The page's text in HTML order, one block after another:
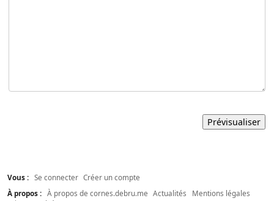
Vous : Se connecter Créer un compte
À propos : À propos de cornes.debru.me Actualités
Mentions légales